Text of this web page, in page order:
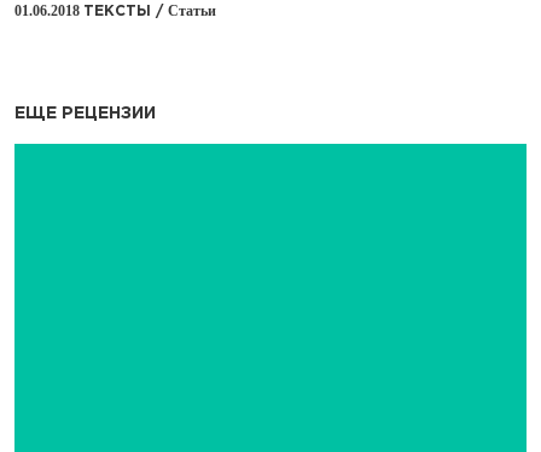
01.06.2018 ТЕКСТЫ / Статьи
ЕЩЕ РЕЦЕНЗИИ